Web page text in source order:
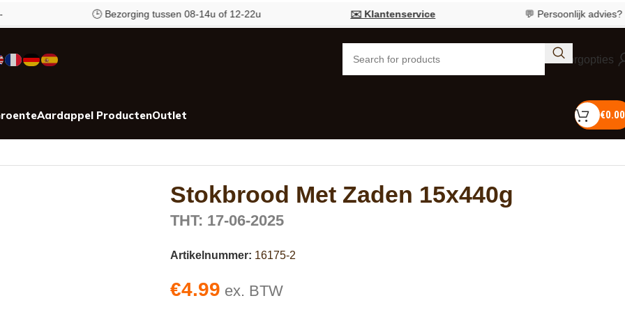
🕒 Bezorging tussen 08-14u of 12-22u ✉️ Klantenservice 💬 Persoonlijk advies?Bel
Bezorgopties
Aardappel ProductenOutlet €0.00
Stokbrood Met Zaden 15x440g
THT: 17-06-2025
Artikelnummer: 16175-2
€4.99 ex. BTW